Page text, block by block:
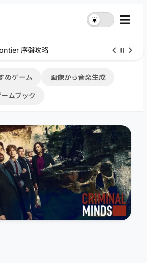
☀︎ ☰
序盤攻略
めゲーム 画像から音楽生成
ームブック